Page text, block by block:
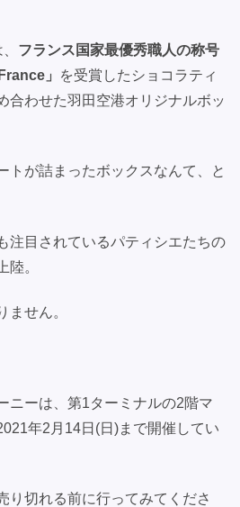
フランス国家最優秀職人の称号
」
を受賞したショコラティ
合わせた羽田空港オリジナルボッ
トが詰まったボックスなんて、と
注目されているパティシエたちの
陸。
ません。
ニーは、第1ターミナルの2階マ
年2月14日(日)まで開催してい
り切れる前に行ってみてくださ